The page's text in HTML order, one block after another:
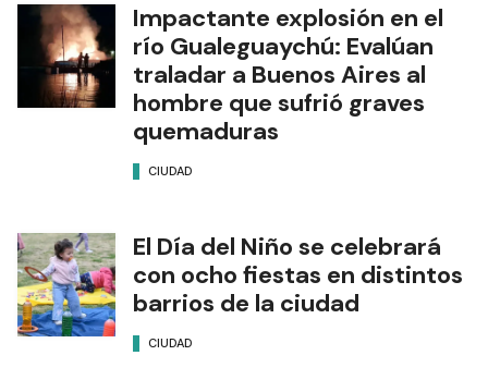
Impactante explosión en el
río Gualeguaychú: Evalúan
traladar a Buenos Aires al
hombre que sufrió graves
quemaduras
CIUDAD
El Día del Niño se celebrará
con ocho fiestas en distintos
barrios de la ciudad
CIUDAD